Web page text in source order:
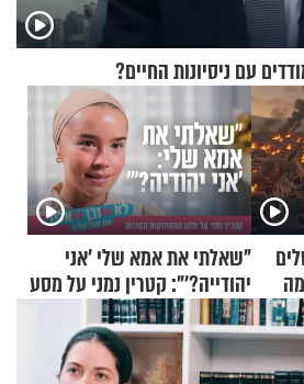
עם ניסיונות החיים?
"שאלתי את אמא שלי 'אני
יהודייה?'": קטרין נמני על מסע
ההתחזקות המרגש